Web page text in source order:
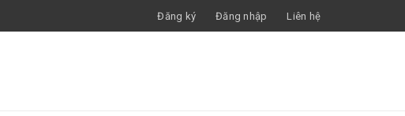
Đăng ký Đăng nhập Liên hệ